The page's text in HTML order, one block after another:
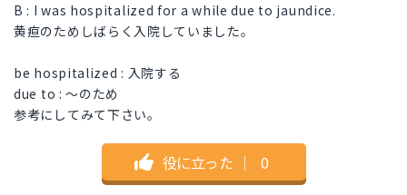
B : I was hospitalized for a while due to jaundice.
黄疸のためしばらく入院していました。
be hospitalized : 入院する
due to : 〜のため
参考にしてみて下さい。
役に立った ｜ 0